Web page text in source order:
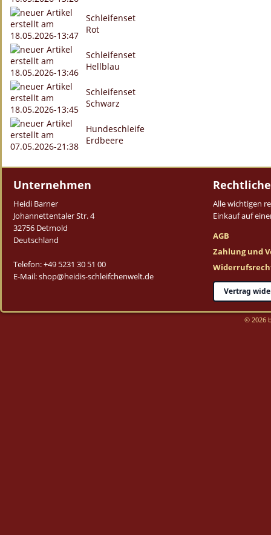
Schleifenset
Rot
Schleifenset
Hellblau
Schleifenset
Schwarz
Hundeschleife
Erdbeere
Unternehmen
Heidi Barner
Johannettentaler Str. 4
32756 Detmold
Deutschland
Telefon: +49 5231 30 51 00
E-Mail: shop@heidis-schleifchenwelt.de
Alle wichtigen
Einkauf auf
AGB
Zahlung und
Vertrag
© 2026